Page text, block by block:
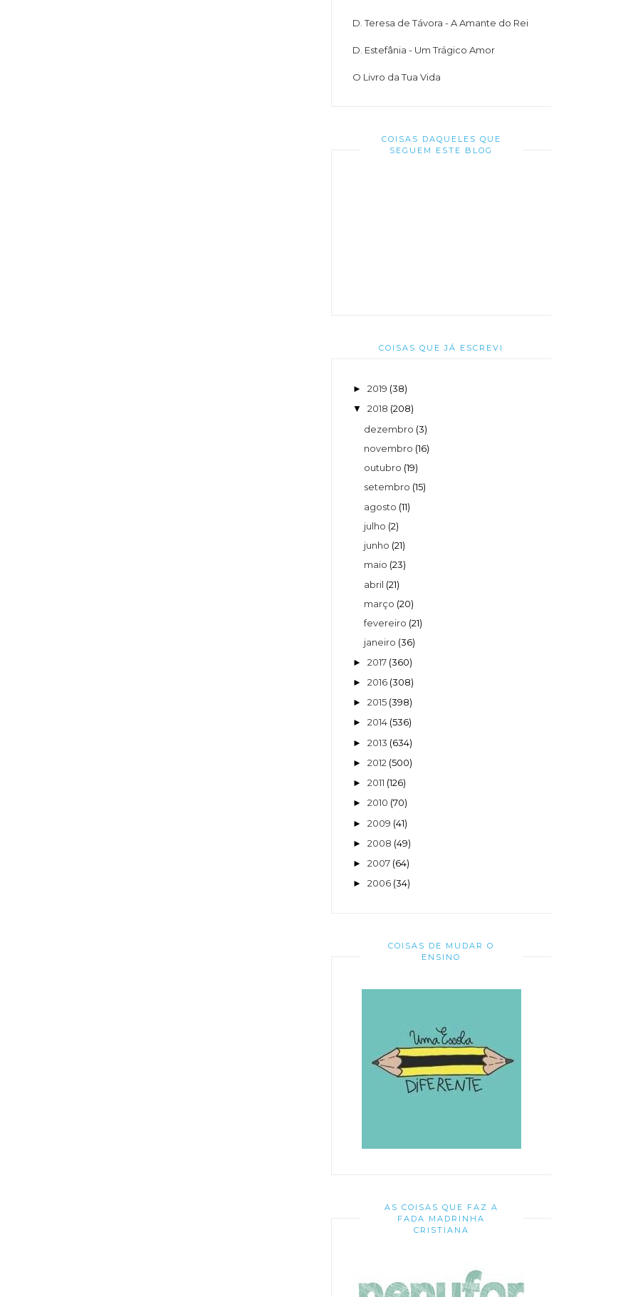
D. Teresa de Távora - A Amante do Rei
D. Estefânia - Um Trágico Amor
O Livro da Tua Vida
COISAS DAQUELES QUE
SEGUEM ESTE BLOG
COISAS QUE JÁ ESCREVI
► 2019 (38)
▼ 2018 (208)
dezembro (3)
novembro (16)
outubro (19)
setembro (15)
agosto (11)
julho (2)
junho (21)
maio (23)
abril (21)
março (20)
fevereiro (21)
janeiro (36)
► 2017 (360)
► 2016 (308)
► 2015 (398)
► 2014 (536)
► 2013 (634)
► 2012 (500)
► 2011 (126)
► 2010 (70)
► 2009 (41)
► 2008 (49)
► 2007 (64)
► 2006 (34)
COISAS DE MUDAR O
ENSINO
AS COISAS QUE FAZ A
FADA MADRINHA
CRISTIANA